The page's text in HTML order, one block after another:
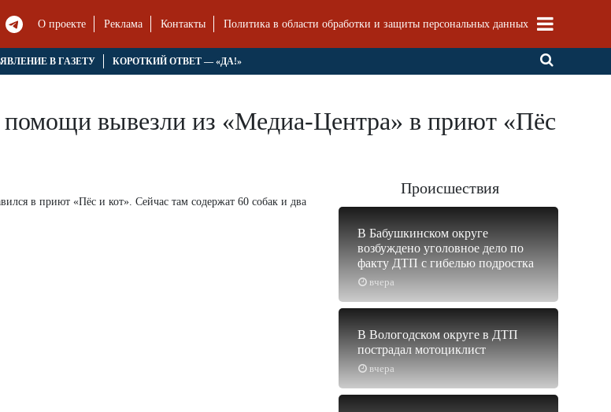
О проекте Реклама Контакты Политика в области обработки и защиты персональных данных
В ГАЗЕТУ КОРОТКИЙ ОТВЕТ — «ДА!»
помощи вывезли из «Медиа-Центра» в приют «Пёс
в приют «Пёс и кот». Сейчас там содержат 60 собак и два
Происшествия
вчера
В Бабушкинском округе
возбуждено уголовное дело по
факту ДТП с гибелью подростка
вчера
В Вологодском округе в ДТП
пострадал мотоциклист